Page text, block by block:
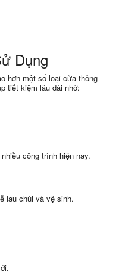
Dụng
hơn một số loại cửa thông
tiết kiệm lâu dài nhờ:
công trình hiện nay.
lau chùi và vệ sinh.